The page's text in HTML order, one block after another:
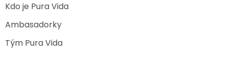
Kdo je Pura Vida
Ambasadorky
Tým Pura Vida